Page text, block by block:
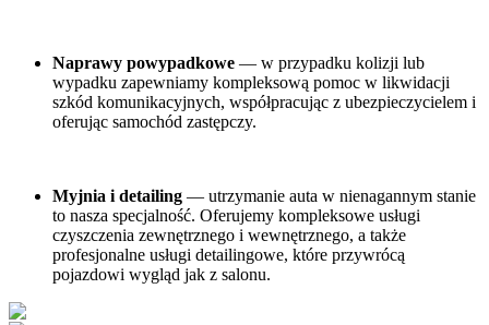
Naprawy powypadkowe — w przypadku kolizji lub
wypadku zapewniamy kompleksową pomoc w likwidacji
szkód komunikacyjnych, współpracując z ubezpieczycielem i
oferując samochód zastępczy.
Myjnia i detailing — utrzymanie auta w nienagannym stanie
to nasza specjalność. Oferujemy kompleksowe usługi
czyszczenia zewnętrznego i wewnętrznego, a także
profesjonalne usługi detailingowe, które przywrócą
pojazdowi wygląd jak z salonu.